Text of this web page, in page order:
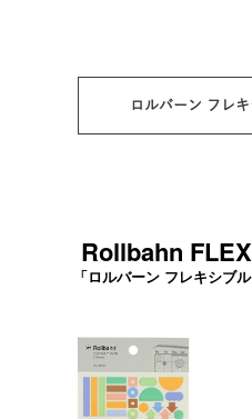
ロルバーン フレ
Rollbahn
「ロルバーン フレキシブ